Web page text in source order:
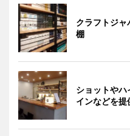
クラフトジ
棚
ショットやハ
インなどを提